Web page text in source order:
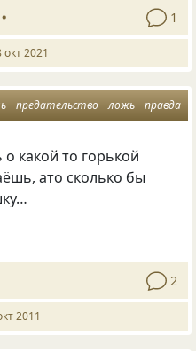
1
окт 2021
предательство ложь правда
какой то горькой
ато сколько бы
2
2011